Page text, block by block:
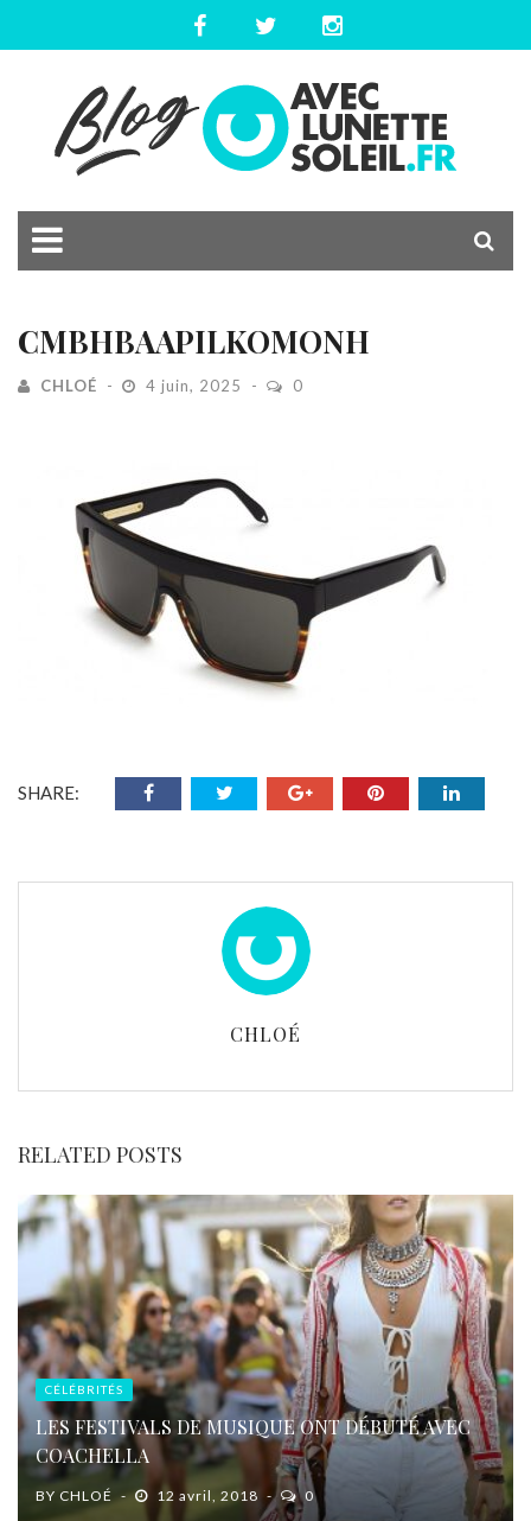
CMBHBAAPILKOMONH
CHLOÉ 4 juin, 2025 0
SHARE:
CHLOÉ
RELATED POSTS
CÉLÉBRITÉS
LES FESTIVALS DE MUSIQUE ONT DÉBUTÉ AVEC
COACHELLA
BY CHLOÉ 12 avril, 2018 0